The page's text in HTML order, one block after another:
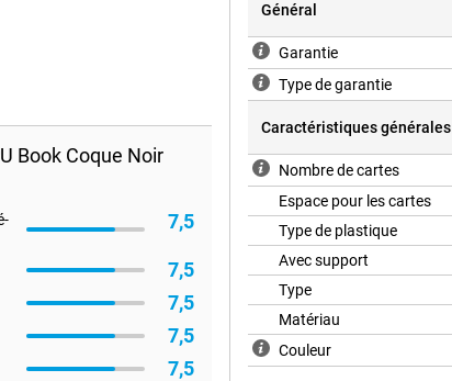
De plus, les étuis en
votre nouveau
Book Coque Noir
7,5
7,5
7,5
7,5
7,5
Général
Garantie
Type de garantie
Caractéristiques générales
Nombre de cartes
Espace pour les cartes
Type de plastique
Avec support
Type
Matériau
Couleur